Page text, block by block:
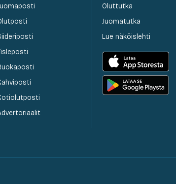
Oluttutka
Juomatutka
Lue näköislehti